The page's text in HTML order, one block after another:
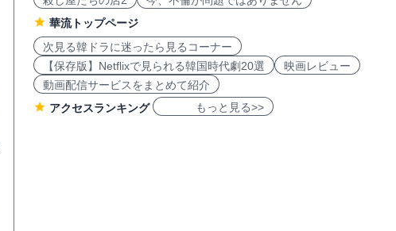
華流トップページ
次見る韓ドラに迷ったら見るコーナー
【保存版】Netflixで見られる韓国時代劇20選
映画レビュー
動画配信サービスをまとめて紹介
アクセスランキング
もっと見る>>